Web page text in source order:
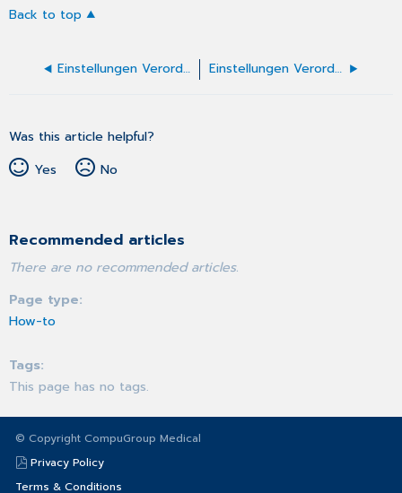
Back to top
Einstellungen Verordnung häusliche Krankenpflege Einstellungen Verordnung medizinischer Rehabilitation
Was this article helpful?
Yes
No
Recommended articles
There are no recommended articles.
Page type
How-to
Tags
This page has no tags.
© Copyright CompuGroup Medical
Privacy Policy
Terms & Conditions